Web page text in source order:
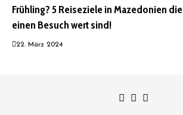
Frühling? 5 Reiseziele in Mazedonien die
einen Besuch wert sind!
22. März 2024